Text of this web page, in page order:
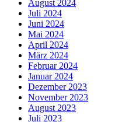
August 2024
Juli 2024
Juni 2024
Mai 2024
April 2024
März 2024
Februar 2024
Januar 2024
Dezember 2023
November 2023
August 2023
Juli 2023